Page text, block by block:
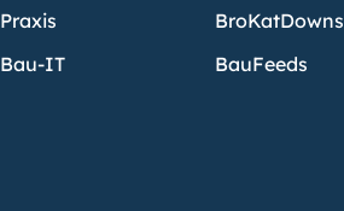
Praxis
Bau-IT
BroKatDowns
BauFeeds